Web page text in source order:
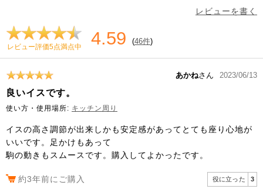
レビューを書く
レビュー評価5点満点中 4.59 (46件)
あかねさん 2023/06/13
良いイスです。
使い方・使用場所: キッチン周り
イスの高さ調節が出来しかも安定感があってとても座り心地が
いいです。足かけもあって
駒の動きもスムースです。購入してよかったです。
約3年前にご購入 役に立った 3